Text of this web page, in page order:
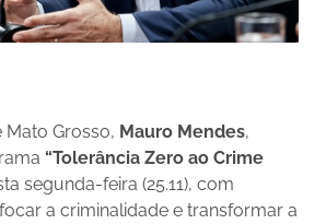
Grosso, Mauro Mendes,
“Tolerância Zero ao Crime
segunda-feira (25.11), com
a criminalidade e transformar a